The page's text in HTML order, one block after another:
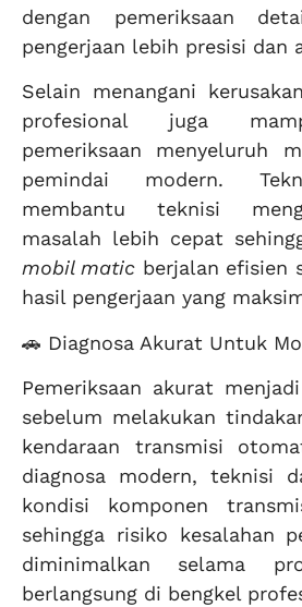
dengan pemeriksaan
pengerjaan lebih presisi dan
Selain menangani
profesional juga
pemeriksaan menyeluruh
pemindai modern.
membantu teknisi
masalah lebih cepat
mobil matic berjalan efisien
hasil pengerjaan yang
🚗 Diagnosa Akurat Untuk
Pemeriksaan akurat
sebelum melakukan
kendaraan transmisi
diagnosa modern, teknisi
kondisi komponen
sehingga risiko kesalahan
diminimalkan selama
berlangsung di bengkel